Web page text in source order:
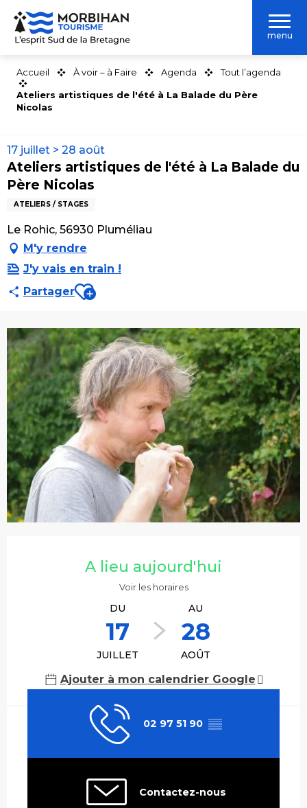
Aller
contenu
menu
Accueil À voir – à Faire Agenda Tout l’agenda
Ateliers artistiques de l'été à La Balade du Père
Nicolas
17 juillet > 28 août
Ateliers artistiques de l'été à La Balade du
Père Nicolas
ATELIERS / STAGES
Le Rohic, 56930 Pluméliau
M'y rendre
J'y vais en train !
PartagerAjouter aux favoris
A lieu aujourd'hui
Voir les horaires
DU
17
JUILLET
AU
28
AOÛT
Ajouter à mon calendrier Google
02 97 51 90 ▒▒
Contactez-nous